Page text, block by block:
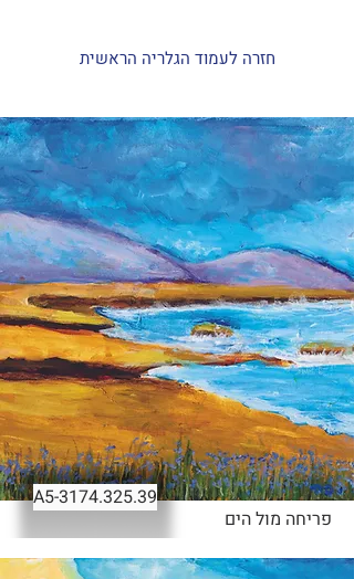
חזרה לעמוד הגלריה הראשית
3174.325.39
-A5
פריחה מול הים